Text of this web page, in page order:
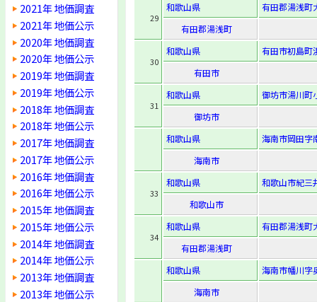
2021年 地価調査
2021年 地価公示
2020年 地価調査
2020年 地価公示
2019年 地価調査
2019年 地価公示
2018年 地価調査
2018年 地価公示
2017年 地価調査
2017年 地価公示
2016年 地価調査
2016年 地価公示
2015年 地価調査
2015年 地価公示
2014年 地価調査
2014年 地価公示
2013年 地価調査
2013年 地価公示
29
和歌山県
有田郡湯浅町
有田郡湯浅町
30
和歌山県
有田市初島町
有田市
31
和歌山県
御坊市湯川町
御坊市
和歌山県
海南市岡田字
海南市
33
和歌山県
和歌山市紀三
和歌山市
34
和歌山県
有田郡湯浅町
有田郡湯浅町
和歌山県
海南市幡川字
海南市